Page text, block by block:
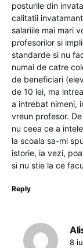
posturile din
calitatii
salariile mai mari
profesorilor si
standarde si nu
numai de catre
de beneficiari
de 10 lei, ma
a intrebat nimeni,
vreun profesor.
nu ceea ce a
la scoala sa-mi
istorie, ia vezi,
si nu stie la ce
Reply
8